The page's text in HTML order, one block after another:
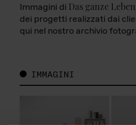
Immagini di Das ganze Leben
dei progetti realizzati dai
qui nel nostro archivio
IMMAGINI